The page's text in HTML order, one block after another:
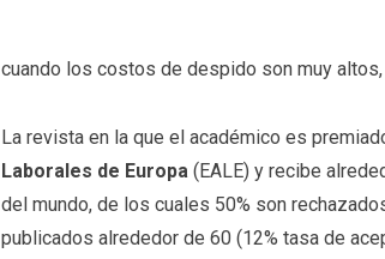
cuando los costos de despido son muy
La revista en la que el académico es
Laborales de Europa (EALE) y recibe
del mundo, de los cuales 50% son
publicados alrededor de 60 (12% tasa de